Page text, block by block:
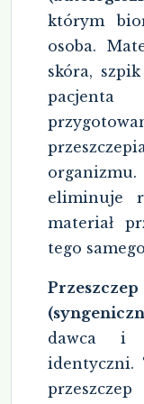
którym
osoba.
skóra,
eliminuje
materiał
tego
dawca i
identyczni.